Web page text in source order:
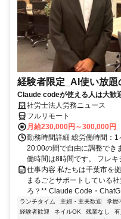
経験者限定_AI使い放
Claude codeが使える人は大歓
社労士法人労務ニュース
フルリモート
月給230,000円～300,000円
勤務時間詳細 総労働時間：
20:00の間で自由に調整でき
働時間は8時間です。 フレ
仕事内容 私たちは千葉市を
まるごとサポートしている
ろ？** Claude Code・
ランチタイム 主婦・主夫歓迎 学歴
経験者歓迎
ネイルOK 残業なし